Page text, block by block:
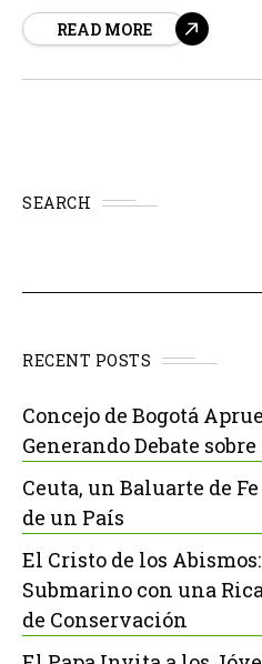
especificaciones y
READ MORE
SEARCH
RECENT POSTS
Concejo de Bogotá
Generando Debate
Ceuta, un Baluarte de
de un País
El Cristo de los
Submarino con una
de Conservación